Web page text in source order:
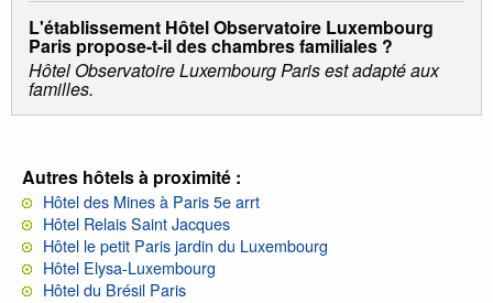
L'établissement Hôtel Observatoire Luxembourg
Paris propose-t-il des chambres familiales ?
Hôtel Observatoire Luxembourg Paris est adapté aux
familles.
Autres hôtels à proximité :
Hôtel des Mines à Paris 5e arrt
Hôtel Relais Saint Jacques
Hôtel le petit Paris jardin du Luxembourg
Hôtel Elysa-Luxembourg
Hôtel du Brésil Paris